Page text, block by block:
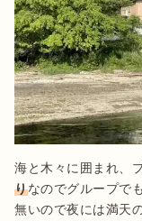
海と木々に囲まれ、
りなのでグループで
無いので夜には満天